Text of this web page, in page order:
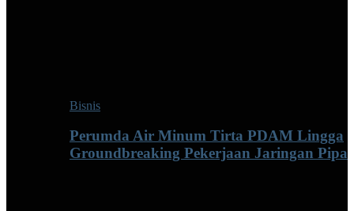
Bisnis
Perumda Air Minum Tirta PDAM Lingga
Groundbreaking Pekerjaan Jaringan Pipa